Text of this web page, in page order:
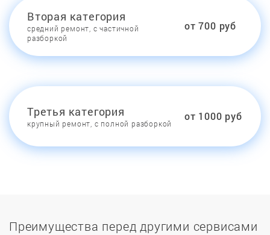
Вторая категория
средний ремонт, с частичной
разборкой
от 700 руб
Третья категория
крупный ремонт, с полной разборкой
от 1000 руб
Преимущества перед другими сервисами